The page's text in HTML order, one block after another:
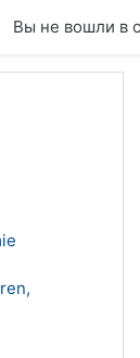
Вы не вошли в